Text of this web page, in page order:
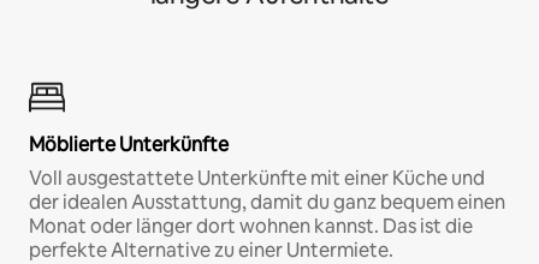
Möblierte Unterkünfte
Voll ausgestattete Unterkünfte mit einer Küche und
der idealen Ausstattung, damit du ganz bequem einen
Monat oder länger dort wohnen kannst. Das ist die
perfekte Alternative zu einer Untermiete.